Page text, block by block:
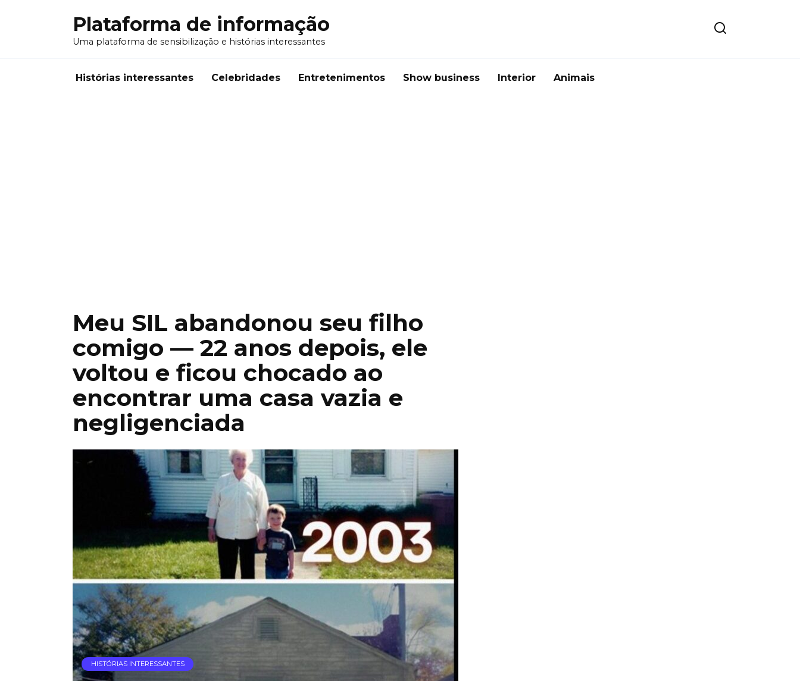
Plataforma de informação
Uma plataforma de sensibilização e histórias interessantes
Histórias interessantes Celebridades Entretenimentos Show business Interior Animais
Meu SIL abandonou seu filho
comigo — 22 anos depois, ele
voltou e ficou chocado ao
encontrar uma casa vazia e
negligenciada
HISTÓRIAS INTERESSANTES